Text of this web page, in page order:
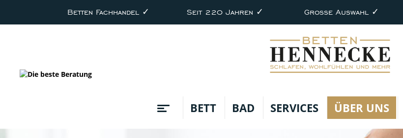
Betten Fachhandel ✓ Seit 220 Jahren ✓ Große Auswahl ✓
BETT BAD SERVICES ÜBER UNS